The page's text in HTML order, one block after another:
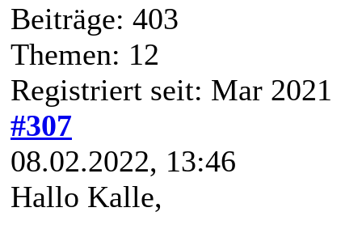
Beiträge: 403
Themen: 12
Registriert seit: Mar 2021
#307
08.02.2022, 13:46
Hallo Kalle,